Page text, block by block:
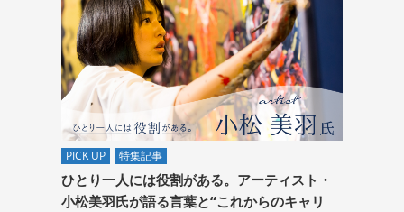
PICK UP 特集記事
ひとり一人には役割がある。アーティスト・
小松美羽氏が語る言葉と“これからのキャリ